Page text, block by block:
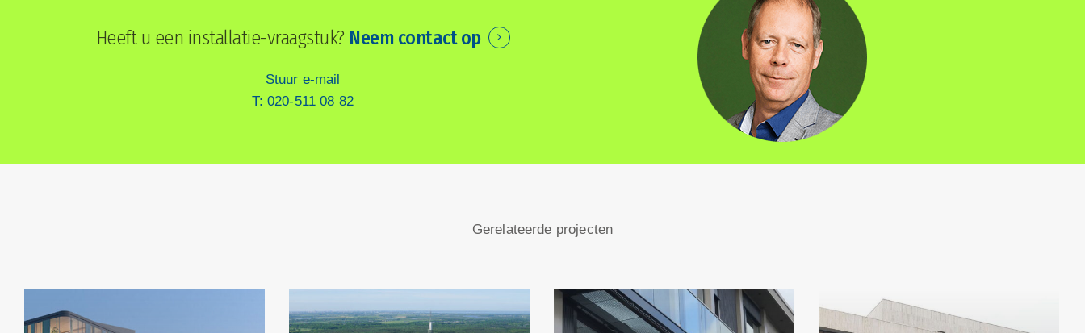
Heeft u een installatie-vraagstuk? Neem contact op
Stuur e-mail
T: 020-511 08 82
Gerelateerde projecten
passage
Kantoorpand
Warner
Mediapark